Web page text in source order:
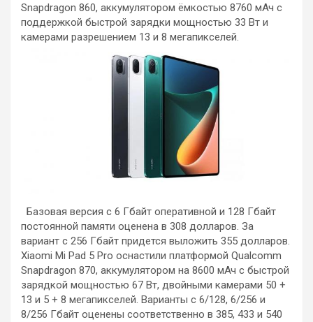
Snapdragon 860, аккумулятором ёмкостью 8760 мАч с
поддержкой быстрой зарядки мощностью 33 Вт и
камерами разрешением 13 и 8 мегапикселей.
Базовая версия с 6 Гбайт оперативной и 128 Гбайт
постоянной памяти оценена в 308 долларов. За
вариант с 256 Гбайт придется выложить 355 долларов.
Xiaomi Mi Pad 5 Pro оснастили платформой Qualcomm
Snapdragon 870, аккумулятором на 8600 мАч с быстрой
зарядкой мощностью 67 Вт, двойными камерами 50 +
13 и 5 + 8 мегапикселей. Варианты с 6/128, 6/256 и
8/256 Гбайт оценены соответственно в 385, 433 и 540